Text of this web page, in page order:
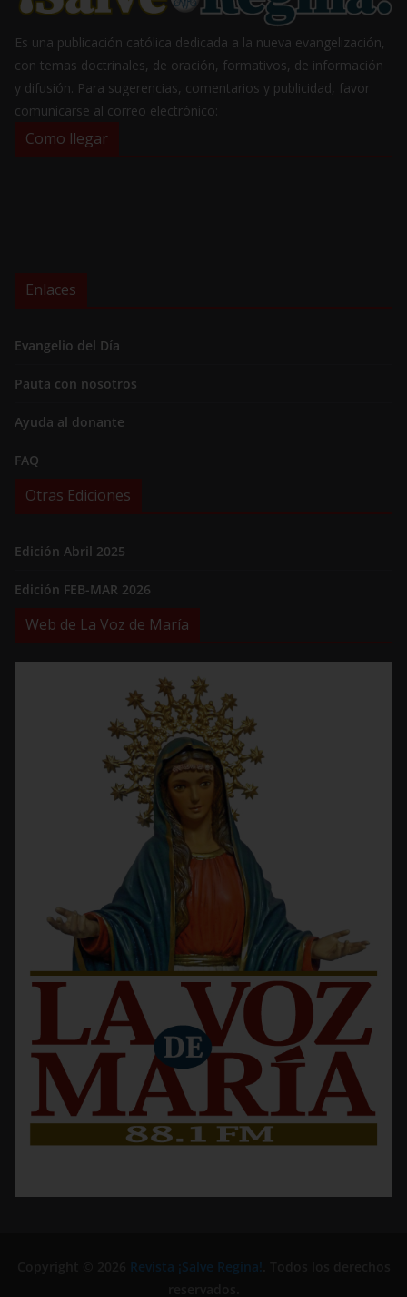
Es una publicación católica dedicada a la nueva evangelización,
con temas doctrinales, de oración, formativos, de información
y difusión. Para sugerencias, comentarios y publicidad, favor
comunicarse al correo electrónico:
Como llegar
Enlaces
Evangelio del Día
Pauta con nosotros
Ayuda al donante
FAQ
Otras Ediciones
Edición Abril 2025
Edición FEB-MAR 2026
Web de La Voz de María
Revista ¡Salve Regina!